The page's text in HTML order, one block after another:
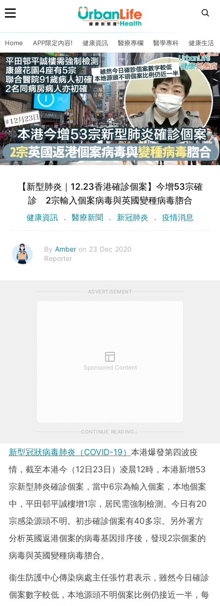
Home APP限定內容! 健康資訊 醫療專欄 醫學專科 健康生活
【新型肺炎｜12.23香港確診個案】今增53宗確
診 2宗輸入個案病毒與英國變種病毒脗合
健康資訊 醫療新聞 新冠肺炎 疫情消息
By Amber on 23 Dec 2020
Reporter
ADVERTISEMENT
Sponsored Content
CONTINUE READING
新型冠狀病毒肺炎（COVID-19） 本港爆發第四波疫
情，截至本港今（12日23日）凌晨12時，本港新增53
宗新型肺炎確診個案，當中6宗為輸入個案，本地個案
中，平田邨平誠樓增1宗，居民需強制檢測。今日有20
宗感染源頭不明。初步確診個案有40多宗。另外署方
分析英國返港個案的病毒基因排序後，發現2宗個案的
病毒與英國變種病毒脗合。
衞生防護中心傳染病處主任張竹君表示，雖然今日確診
個案數字較低，本地源頭不明個案比例仍接近一半，每